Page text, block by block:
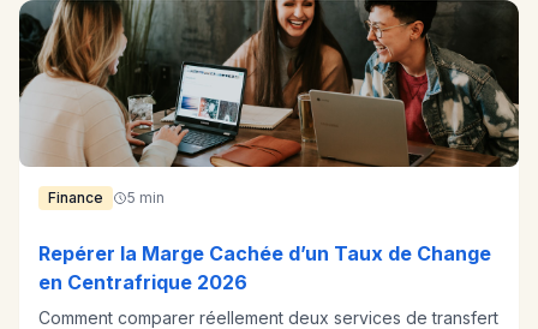
Finance 5 min
Repérer la Marge Cachée d’un Taux de Change
en Centrafrique 2026
Comment comparer réellement deux services de transfert